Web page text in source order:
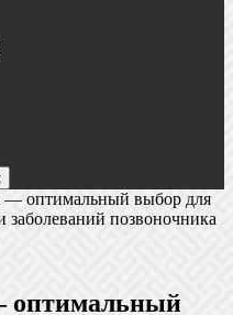
— оптимальный выбор для
позвоночника
оптимальный